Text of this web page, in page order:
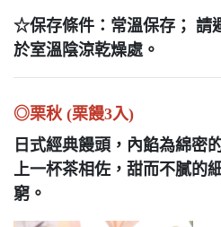
☆保存條件：常溫保存； 請
於室溫陰涼乾燥處。
◎栗秋 (栗饅3入)
日式經典饅頭，內餡為綿密
上一杯茶相佐， 甜而不膩的
窮。